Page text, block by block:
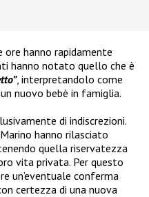
hanno rapidamente
hanno notato quello che è
, interpretandolo come
nuovo bebè in famiglia.
di indiscrezioni.
hanno rilasciato
quella riservatezza
vita privata. Per questo
un’eventuale conferma
certezza di una nuova